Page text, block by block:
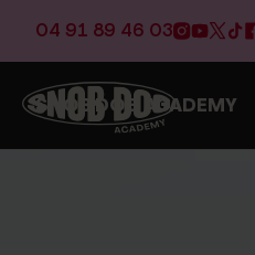
04 91 89 46 03
SNOB DOG ACADEMY